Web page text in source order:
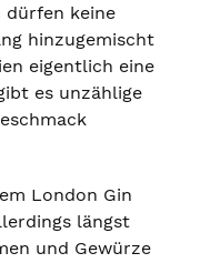
keine
hinzugemischt
eigentlich eine
es unzählige
London Gin
längst
und Gewürze